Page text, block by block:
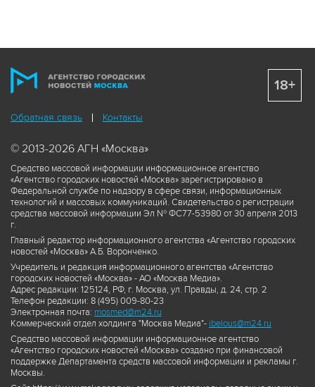
Обратная связь Контакты
© 2013-2026 АГН «Москва»
Средство массовой информации информационное агентство
«Агентство городских новостей «Москва» зарегистрировано в
Федеральной службе по надзору в сфере связи, информационных
технологий и массовых коммуникаций. Свидетельство о регистрации
средства массовой информации Эл № ФС77-53980 от 30 апреля 2013
г.
Главный редактор информационного агентства «Агентство городских
новостей «Москва» А.Б. Воронченко.
Учредитель и редакция информационного агентства «Агентство
городских новостей «Москва» - АО «Москва Медиа».
Адрес редакции: 125124, РФ, г. Москва, ул. Правды, д. 24, стр. 2
Телефон редакции: 8 (495) 009-80-23
Электронная почта: mosmed@m24.ru
Коммерческий отдел холдинга "Москва Медиа"- ibelous@m24.ru
Средство массовой информации информационное агентство
«Агентство городских новостей «Москва» создано при финансовой
поддержке Департамента средств массовой информации и рекламы г.
Москвы.
18+